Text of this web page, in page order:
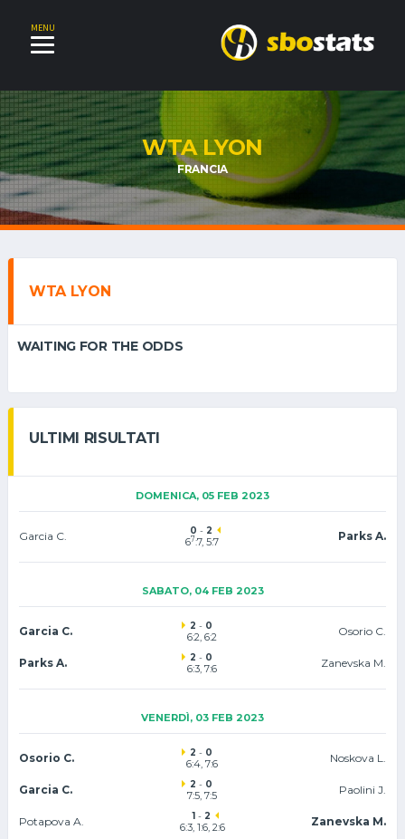
MENU
WTA LYON
FRANCIA
WTA LYON
WAITING FOR THE ODDS
ULTIMI RISULTATI
DOMENICA, 05 FEB 2023
Garcia C. 0 - 2
67:7, 5:7 Parks A.
SABATO, 04 FEB 2023
Garcia C. 2 - 0
6:2, 6:2 Osorio C.
Parks A. 2 - 0
6:3, 7:6 Zanevska M.
VENERDÌ, 03 FEB 2023
Osorio C. 2 - 0
6:4, 7:6 Noskova L.
Garcia C. 2 - 0
7:5, 7:5 Paolini J.
Potapova A. 1- 2
6:3, 1:6, 2:6 Zanevska M.